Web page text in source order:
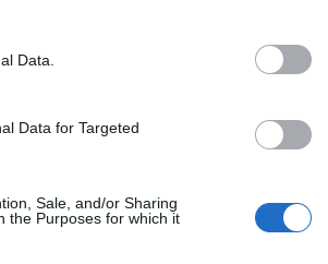
Data.
Data for Targeted
Sale, and/or Sharing
the Purposes for which it